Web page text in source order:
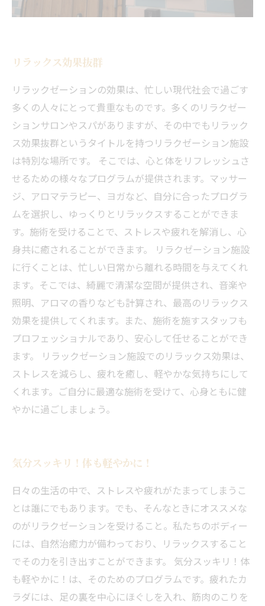
リラックス効果抜群
リラックゼーションの効果は、忙しい現代社会で過ごす
多くの人々にとって貴重なものです。多くのリラクゼー
ションサロンやスパがありますが、その中でもリラック
ス効果抜群というタイトルを持つリラクゼーション施設
は特別な場所です。 そこでは、心と体をリフレッシュさ
せるための様々なプログラムが提供されます。マッサー
ジ、アロマテラピー、ヨガなど、自分に合ったプログラ
ムを選択し、ゆっくりとリラックスすることができま
す。施術を受けることで、ストレスや疲れを解消し、心
身共に癒されることができます。 リラクゼーション施設
に行くことは、忙しい日常から離れる時間を与えてくれ
ます。そこでは、綺麗で清潔な空間が提供され、音楽や
照明、アロマの香りなども計算され、最高のリラックス
効果を提供してくれます。また、施術を施すスタッフも
プロフェッショナルであり、安心して任せることができ
ます。 リラックゼーション施設でのリラックス効果は、
ストレスを減らし、疲れを癒し、軽やかな気持ちにして
くれます。ご自分に最適な施術を受けて、心身ともに健
やかに過ごしましょう。
気分スッキリ！体も軽やかに！
日々の生活の中で、ストレスや疲れがたまってしまうこ
とは誰にでもあります。でも、そんなときにオススメな
のがリラクゼーションを受けること。私たちのボディー
には、自然治癒力が備わっており、リラックスすること
でその力を引き出すことができます。 気分スッキリ！体
も軽やかに！は、そのためのプログラムです。疲れたカ
ラダには、足の裏を中心にほぐしを入れ、筋肉のこりを